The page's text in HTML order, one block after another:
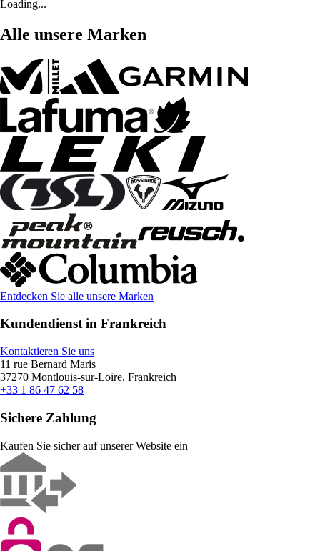
Loading...
Alle unsere Marken
Entdecken Sie alle unsere Marken
Kundendienst in Frankreich
Kontaktieren Sie uns
11 rue Bernard Maris
37270 Montlouis-sur-Loire, Frankreich
+33 1 86 47 62 58
Sichere Zahlung
Kaufen Sie sicher auf unserer Website ein